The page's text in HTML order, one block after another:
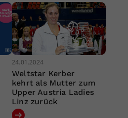
24.01.2024
Weltstar Kerber
kehrt als Mutter zum
Upper Austria Ladies
Linz zurück